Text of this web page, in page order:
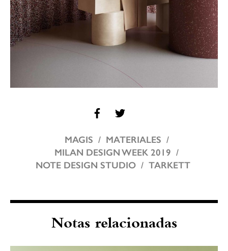
MAGIS
MATERIALES
MILAN DESIGN WEEK 2019
NOTE DESIGN STUDIO
TARKETT
Notas relacionadas